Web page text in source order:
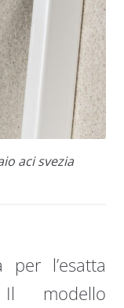
aci svezia
per l’esatta
modello